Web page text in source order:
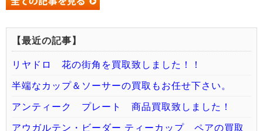
【最近の記事】
リヤドロ 花の街角を買取致しました！！
半端なカップ＆ソーサーの買取もお任せ下さい。
アンティーク プレート 商品買取致しました！
アウガルテン・ビーダー ティーカップ ペアの買取